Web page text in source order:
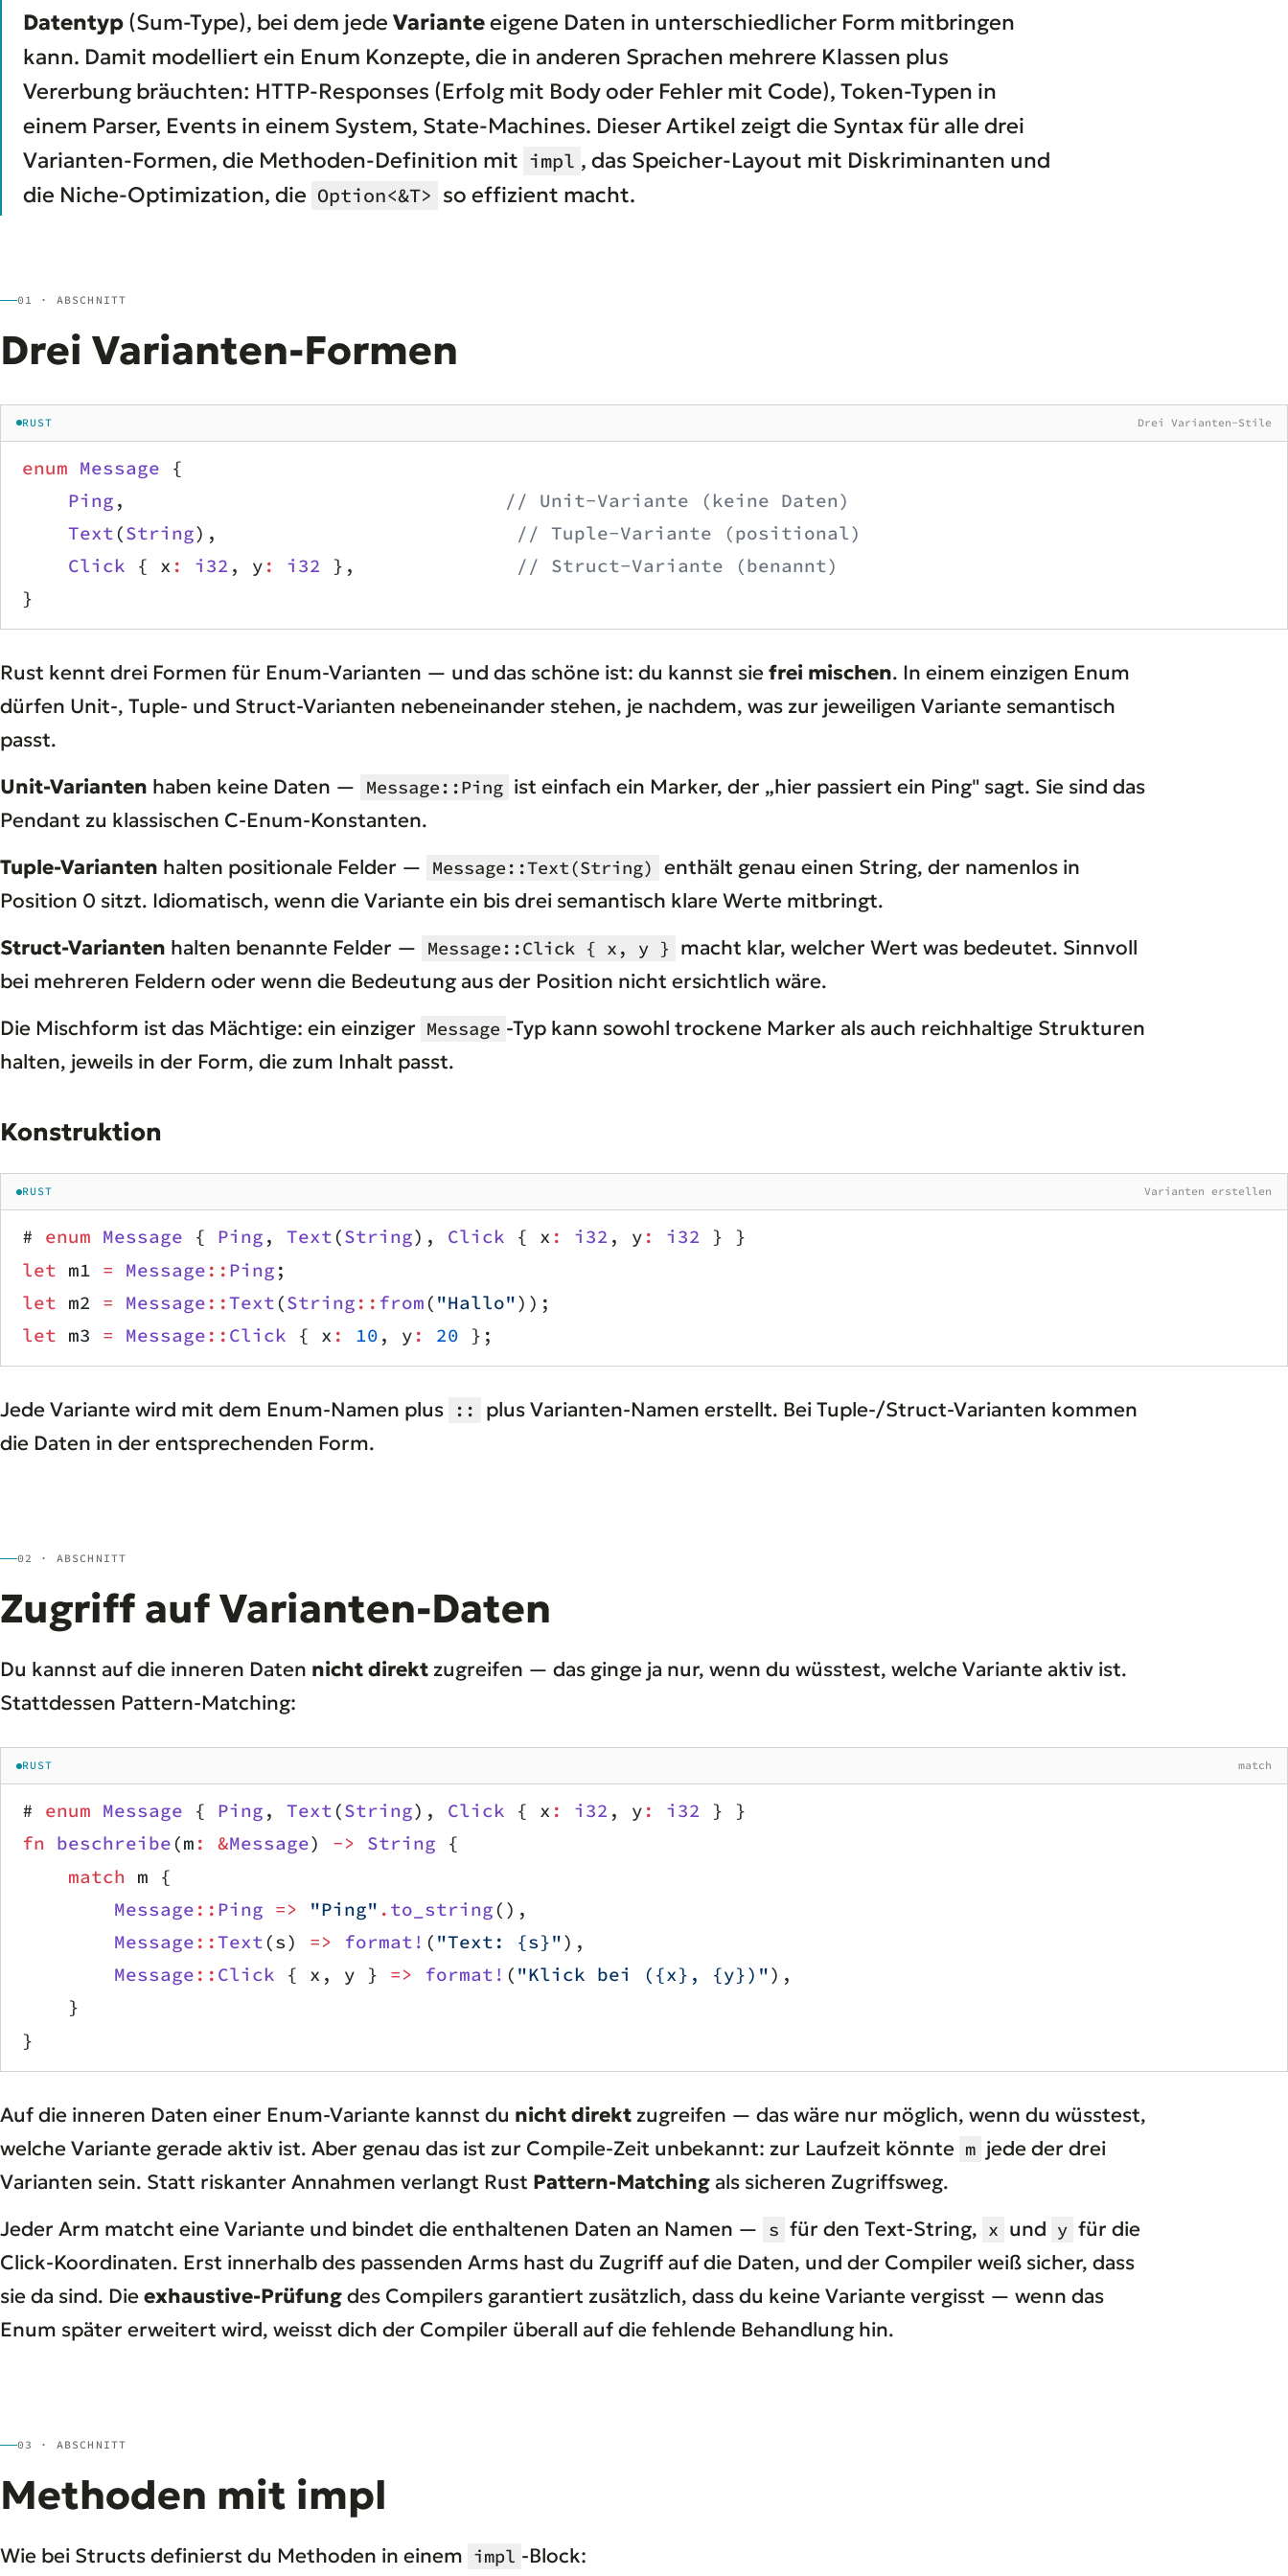
Datentyp (Sum-Type), bei dem jede Varianteeigene Daten in unterschiedlicher Form mitbringen
kann. Damit modelliert ein Enum Konzepte, die in anderen Sprachen mehrere Klassen plus
Vererbung bräuchten: HTTP-Responses (Erfolg mit Body oder Fehler mit Code), Token-Typen in
einem Parser, Events in einem System, State-Machines. Dieser Artikel zeigt die Syntax für alle drei
Varianten-Formen, die Methoden-Definition mit impl , das Speicher-Layout mit Diskriminanten und
die Niche-Optimization, die Option<&T> so effizient macht.
01 · ABSCHNITT
Drei Varianten-Formen
RUST Drei Varianten-Stile
enum Message {
    Ping
,
// Unit-Variante (keine Daten)
    Text
(String),
// Tuple-Variante (positional)
    Click
{ x : i32 , y : i32 },
// Struct-Variante (benannt)
}
Rust kennt drei Formen für Enum-Varianten — und das schöne ist: du kannst siefrei mischen. In einem einzigen Enum
dürfen Unit-, Tuple- und Struct-Varianten nebeneinander stehen, je nachdem, was zur jeweiligen Variante semantisch
passt.
Unit-Varianten haben keine Daten — Message::Ping ist einfach ein Marker, der „hier passiert ein Ping" sagt. Sie sind das
Pendant zu klassischen C-Enum-Konstanten.
Tuple-Varianten halten positionale Felder — Message::Text(String)
enthält genau einen String, der namenlos in
Position 0 sitzt. Idiomatisch, wenn die Variante ein bis drei semantisch klare Werte mitbringt.
Struct-Varianten halten benannte Felder — Message::Click { x, y }
macht klar, welcher Wert was bedeutet. Sinnvoll
bei mehreren Feldern oder wenn die Bedeutung aus der Position nicht ersichtlich wäre.
Die Mischform ist das Mächtige: ein einziger Message -Typ kann sowohl trockene Marker als auch reichhaltige Strukturen
halten, jeweils in der Form, die zum Inhalt passt.
Konstruktion
RUST Varianten erstellen
# enum Message { Ping , Text(String), Click { x : i32 , y : i32 } }
let m1 = Message :: Ping ;
let m2 = Message ::Text(String :: from( "Hallo"));
let m3 = Message :: Click { x : 10 , y : 20 };
Jede Variante wird mit dem Enum-Namen plus ::
plus Varianten-Namen erstellt. Bei Tuple-/Struct-Varianten kommen
die Daten in der entsprechenden Form.
02 · ABSCHNITT
Zugriff auf Varianten-Daten
Du kannst auf die inneren Daten nicht direkt zugreifen — das ginge ja nur, wenn du wüsstest, welche Variante aktiv ist.
Stattdessen Pattern-Matching:
RUST match
# enum Message { Ping , Text(String), Click { x : i32 , y : i32 } }
fn beschreibe(m : &Message) -> String {
    match
m {
        Message
:: Ping => "Ping" . to_string(),
        Message
::Text(s) => format! ( "Text: {s}"),
        Message
:: Click { x, y } => format! ( "Klick bei ({x}, {y})"),
    }
}
Auf die inneren Daten einer Enum-Variante kannst du nicht direkt zugreifen — das wäre nur möglich, wenn du wüsstest,
welche Variante gerade aktiv ist. Aber genau das ist zur Compile-Zeit unbekannt: zur Laufzeit könnte m jede der drei
Varianten sein. Statt riskanter Annahmen verlangt Rust Pattern-Matching als sicheren Zugriffsweg.
Jeder Arm matcht eine Variante und bindet die enthaltenen Daten an Namen —
s für den Text-String, x und y für die
Click-Koordinaten. Erst innerhalb des passenden Arms hast du Zugriff auf die Daten, und der Compiler weiß sicher, dass
sie da sind. Dieexhaustive-Prüfungdes Compilers garantiert zusätzlich, dass du keine Variante vergisst — wenn das
Enum später erweitert wird, weisst dich der Compiler überall auf die fehlende Behandlung hin.
03 · ABSCHNITT
Methoden mit impl
Wie bei Structs definierst du Methoden in einem impl -Block: